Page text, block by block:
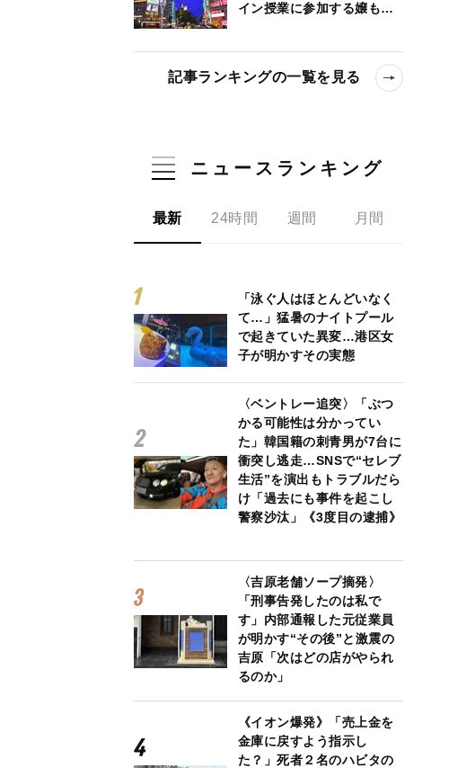
イン授業に参加する嬢も…
記事ランキングの一覧を見る
ニュースランキング
最新 24時間 週間 月間
「泳ぐ人はほとんどいなく
て…」猛暑のナイトプール
で起きていた異変…港区女
子が明かすその実態
〈ベントレー追突〉「ぶつ
かる可能性は分かってい
た」韓国籍の刺青男が7台に
衝突し逃走…SNSで“セレブ
生活”を演出もトラブルだら
け「過去にも事件を起こし
警察沙汰」《3度目の逮捕》
〈吉原老舗ソープ摘発〉
「刑事告発したのは私で
す」内部通報した元従業員
が明かす“その後”と激震の
吉原「次はどの店がやられ
るのか」
《イオン爆発》「売上金を
金庫に戻すよう指示し
た？」死者２名のハビタの